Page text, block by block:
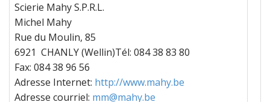
Scierie Mahy S.P.R.L.
Michel Mahy
Rue du Moulin, 85
6921 CHANLY (Wellin)Tél: 084 38 83 80
Fax: 084 38 96 56
Adresse Internet: http://www.mahy.be
Adresse courriel: mm@mahy.be